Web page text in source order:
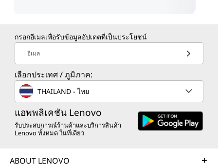
กรอกอีเมลเพื่อรับข้อมูลอัปเดตที่เป็นประโยชน์
อีเมล
เลือกประเทศ / ภูมิภาค:
THAILAND - ไทย
แอพพลิเคชัน Lenovo
รับประสบการณ์ร้านค้าและบริการสินค้า
Lenovo ทั้งหมด ในที่เดียว
ABOUT LENOVO